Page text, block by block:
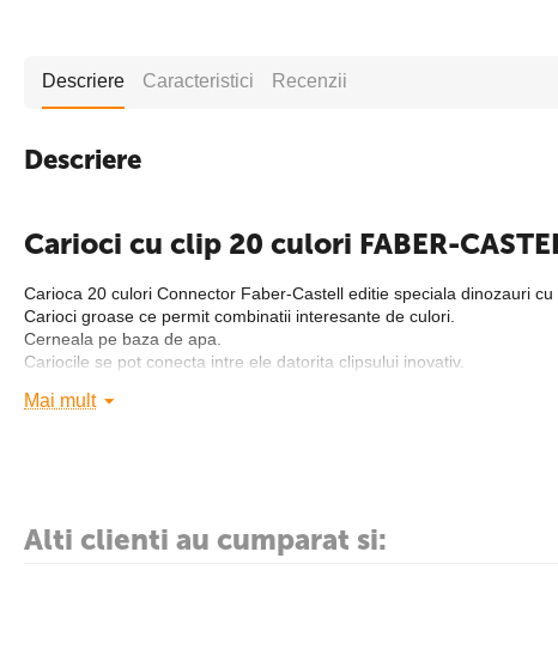
Descriere Caracteristici Recenzii
Descriere
Carioci cu clip 20 culori FABER-
Carioca 20 culori Connector Faber-Castell editie speciala dinozauri cu
Carioci groase ce permit combinatii interesante de culori.
Cerneala pe baza de apa.
Cariocile se pot conecta intre ele datorita clipsului inovativ.
Se pot curata de pe majoritatea materialelor textile.
Mai mult
Alti clienti au cumparat si: